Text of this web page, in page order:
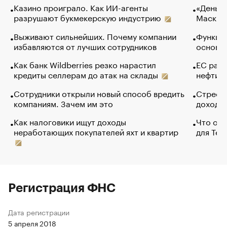
Казино проиграло. Как ИИ-агенты
разрушают букмекерскую индустрию
Выживают сильнейших. Почему компании
избавляются от лучших сотрудников
Как банк Wildberries резко нарастил
кредиты селлерам до атак на склады
Сотрудники открыли новый способ вредить
компаниям. Зачем им это
Как налоговики ищут доходы
неработающих покупателей яхт и квартир
Маск в
основ
ЕС
нефти
Что
для
Регистрация ФНС
Дата регистрации
5 апреля 2018